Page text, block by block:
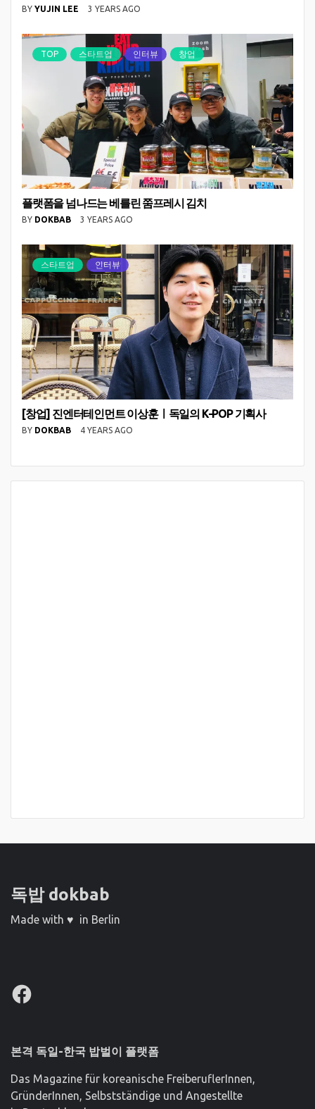
BY YUJIN LEE 3 YEARS AGO
TOP 스타트업 인터뷰 창업
플랫폼을 넘나드는 베를린 쭘프레시 김치
BY DOKBAB 3 YEARS AGO
스타트업 인터뷰
[창업] 진엔터테인먼트 이상훈ㅣ독일의 K-POP 기획사
BY DOKBAB 4 YEARS AGO
독밥 dokbab
Made with ♥ in Berlin
Facebook
본격 독일-한국 밥벌이 플랫폼
Das Magazine für koreanische FreiberuflerInnen,
GründerInnen, Selbstständige und Angestellte